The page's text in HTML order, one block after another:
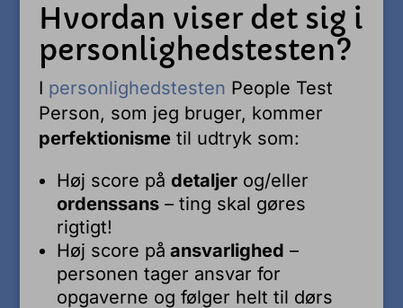
Hvordan viser det sig i
personlighedstesten?
I personlighedstesten People Test
Person, som jeg bruger, kommer
perfektionismetil udtryk som:
Høj score på detaljerog/eller
ordenssans– ting skal gøres
rigtigt!
Høj score på ansvarlighed –
personen tager ansvar for
opgaverne og følger helt til dørs